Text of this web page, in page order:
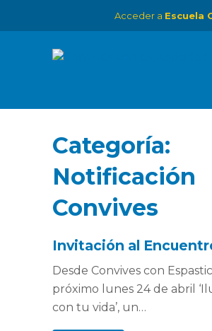
Acceder a Escuela
Categoría:
Notificación
Convives
Invitación al
Desde Convives con
próximo lunes 24 de abril
con tu vida’, un…